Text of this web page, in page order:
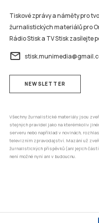
Tiskové zprávy a náměty pro
žurnalistických materiálů pro
Rádio Stisk a TV Stisk zasílejte
email
NEWSLETTER
Všechny žurnalistické materiály jsou
stejných pravidel jako na kterémkoliv
serveru nebo například v novinách,
televizním zpravodajství. Mazání už
žurnalistických příspěvků (ani jejich
není možné nyní ani v budoucnu.